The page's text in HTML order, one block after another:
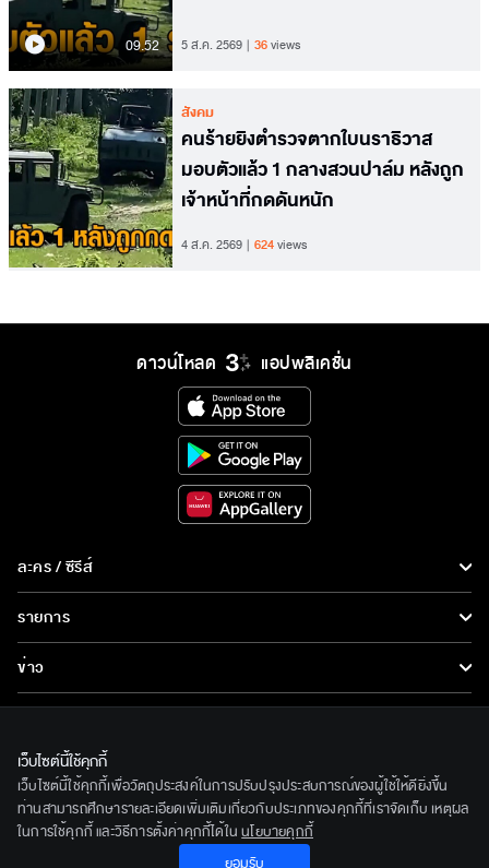
09.52 5 ส.ค. 2569 36views
สังคม
คนร้ายยิงตำรวจตากใบนราธิวาส
มอบตัวแล้ว 1 กลางสวนปาล์ม หลังถูก
เจ้าหน้าที่กดดันหนัก
4 ส.ค. 2569 624views
ดาวน์โหลด แอปพลิเคชั่น
ละคร / ซีรีส์
ละคร/ซีรีส์
ซีรีส์นานาชาติ
การ์ตูน & เกม
รายการ
รายการทั้งหมด
ข่าว
ข่าวทั้งหมด
ข่าวประชาสัมพันธ์
ทีวีออนไลน์
เกี่ยวกับเรา
BEC World
รู้จักเรา
ติดตามเราได้ที่
เว็บไซต์นี้ใช้คุกกี้
เว็บไซต์นี้ใช้คุกกี้เพื่อวัตถุประสงค์ในการปรับปรุงประสบการณ์ของผู้ใช้ให้ดียิ่งขึ้น
ท่านสามารถศึกษารายละเอียดเพิ่มเติมเกี่ยวกับประเภทของคุกกี้ที่เราจัดเก็บ เหตุผล
ในการใช้คุกกี้ และวิธีการตั้งค่าคุกกี้ได้ใน นโยบายคุกกี้
ยอมรับ